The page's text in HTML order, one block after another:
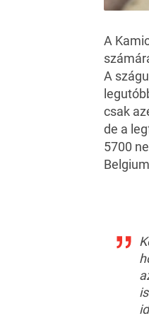
A
A
csak
de a
5700